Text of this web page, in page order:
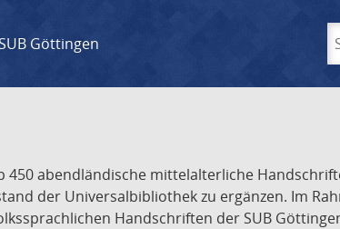
Göttingen
abendländische mittelalterliche
der Universalbibliothek zu ergänzen. Im
Handschriften der SUB